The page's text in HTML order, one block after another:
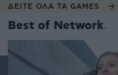
ΔΕΙΤΕ ΟΛΑ ΤΑ GAMES
Best of Network